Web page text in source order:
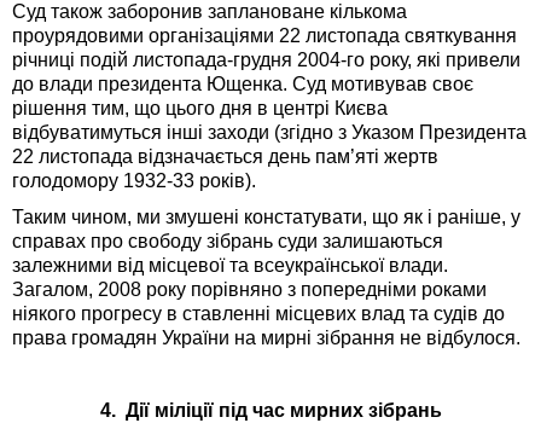
Суд також заборонив заплановане кількома
проурядовими організаціями 22 листопада святкування
річниці подій листопада-грудня 2004-го року, які привели
до влади президента Ющенка. Суд мотивував своє
рішення тим, що цього дня в центрі Києва
відбуватимуться інші заходи (згідно з Указом Президента
22 листопада відзначається день пам’яті жертв
голодомору 1932-33 років).
Таким чином, ми змушені констатувати, що як і раніше, у
справах про свободу зібрань суди залишаються
залежними від місцевої та всеукраїнської влади.
Загалом, 2008 року порівняно з попередніми роками
ніякого прогресу в ставленні місцевих влад та судів до
права громадян України на мирні зібрання не відбулося.
4. Дії міліції під час мирних зібрань